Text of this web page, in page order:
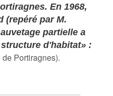
En 1968,
(repéré par M.
partielle a
d'habitat» :
de Portiragnes).